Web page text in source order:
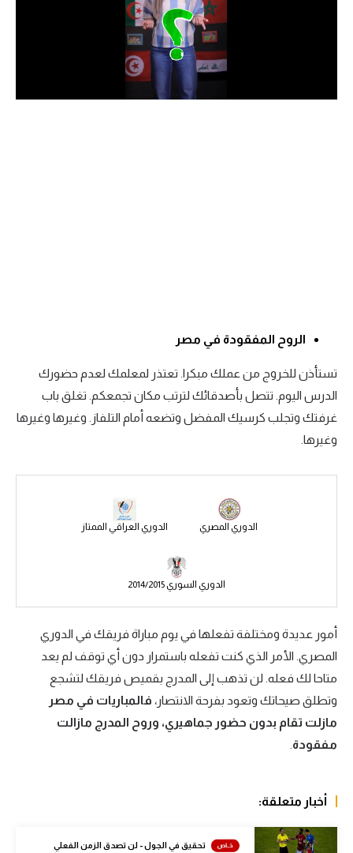
الدوري الإنجليزي
الدوري الإسباني
دوري أبطال أوروبا
القسم الثاني
كرة السلة الأمريكية
الوطن العربي
رياضة نسائية
آسيا
الروح المفقودة في مصر
تستأذن للخروج من عملك مبكرا. تعتذر لمعلمك لعدم حضورك
الدرس اليوم. تتصل بأصدقائك لترتب مكان تجمعكم. تغلق باب
غرفتك وتجلب كرسيك المفضل وتضعه أمام التلفاز. وغيرها وغيرها
وغيرها.
الدوري المصري الدوري العراقي الممتاز
الدوري السوري 2014/2015
أمور عديدة ومختلفة تفعلها في يوم مباراة فريقك في الدوري
المصري. الأمر الذي كنت تفعله باستمرار دون أي توقف لم يعد
متاحا لك فعله. لن تذهب إلى المدرج بقميص فريقك لتشجع
وتطلق صيحاتك وتعود بفرحة الانتصار، فالمباريات في مصر
مازلت تقام بدون حضور جماهيري، وروح المدرج مازالت
مفقودة
أخبار متعلقة:
تحقيق في الجول - لن تصدق الزمن الفعلي